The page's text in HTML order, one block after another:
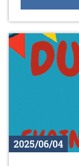
2025/06/04